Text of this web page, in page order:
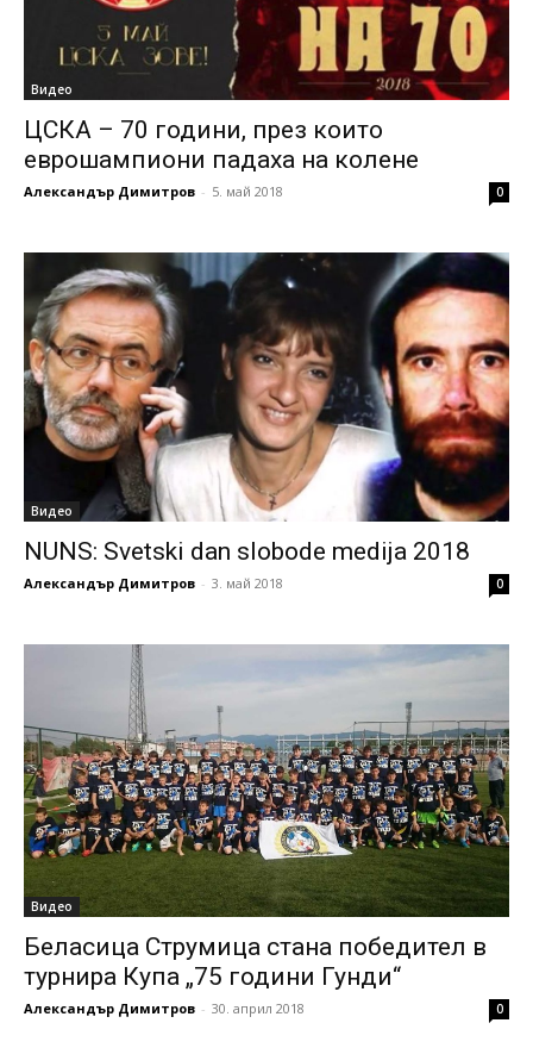
Видео
ЦСКА – 70 години, през които
еврошампиони падаха на колене
Александър Димитров - 5. май 2018 0
Видео
NUNS: Svetski dan slobode medija 2018
Александър Димитров - 3. май 2018 0
Видео
Беласица Струмица стана победител в
турнира Купа „75 години Гунди“
Александър Димитров - 30. април 2018 0